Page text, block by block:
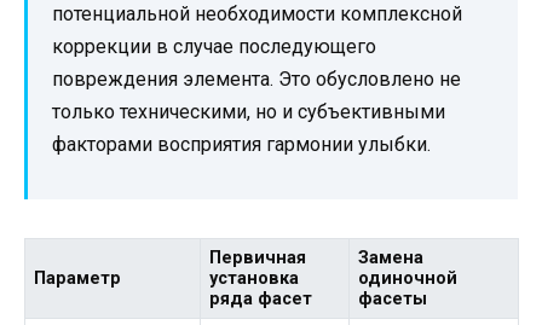
потенциальной необходимости комплексной
коррекции в случае последующего
повреждения элемента. Это обусловлено не
только техническими, но и субъективными
факторами восприятия гармонии улыбки.
Параметр
Первичная
установка
ряда фасет
Замена
одиночной
фасеты